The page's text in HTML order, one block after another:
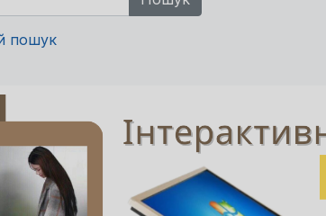
пошук